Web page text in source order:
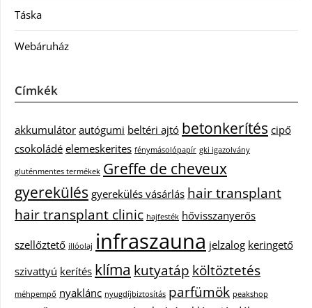
Táska
Webáruház
Címkék
akkumulátor autógumi beltéri ajtó betonkerítés cipő
csokoládé elemeskerites fénymásolópapír gki igazolvány
gluténmentes termékek Greffe de cheveux
gyerekülés gyerekülés vásárlás hair transplant
hair transplant clinic hajfesték hővisszanyerős
szellőztető illóolaj infraszauna jelzalog keringető
szivattyú kerítés klíma kutyatáp költöztetés
méhpempő nyaklánc nyugdíjbiztosítás parfümök peakshop